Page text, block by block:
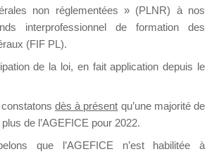
DE
Groupe Public
non réglementées » (PLNR) à nos
interprofessionnel de formation des
(FIF PL).
de la loi, en fait application depuis le
dès à présent qu’une majorité de
de l’AGEFICE pour 2022.
que l’AGEFICE n’est habilitée à